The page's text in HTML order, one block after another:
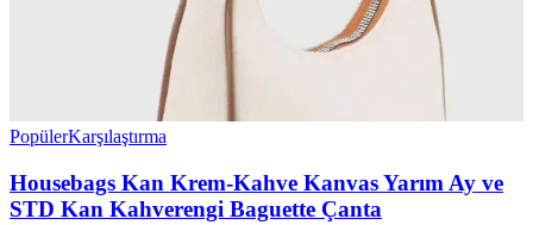
PopülerKarşılaştırma
Housebags Kan Krem-Kahve Kanvas Yarım Ay ve
STD Kan Kahverengi Baguette Çanta